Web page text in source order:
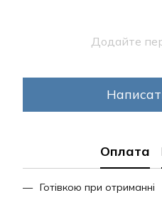
Додайте
Оплата
Готівкою при отриманні